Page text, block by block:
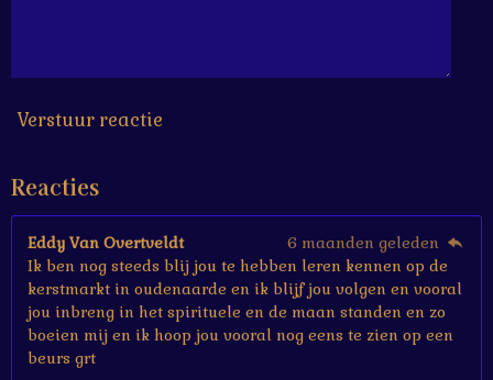
s
r
r
Verstuur reactie
Reacties
Eddy Van Overtveldt
6 maanden geleden
Ik ben nog steeds blij jou te hebben leren kennen op de
kerstmarkt in oudenaarde en ik blijf jou volgen en vooral
jou inbreng in het spirituele en de maan standen en zo
boeien mij en ik hoop jou vooral nog eens te zien op een
beurs grt